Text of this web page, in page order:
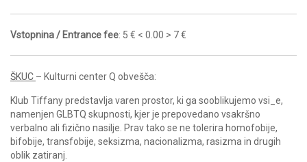
Vstopnina / Entrance fee: 5 € < 0.00 > 7 €
ŠKUC – Kulturni center Q obvešča:
Klub Tiffany predstavlja varen prostor, ki ga sooblikujemo vsi_e,
namenjen GLBTQ skupnosti, kjer je prepovedano vsakršno
verbalno ali fizično nasilje. Prav tako se ne tolerira homofobije,
bifobije, transfobije, seksizma, nacionalizma, rasizma in drugih
oblik zatiranj.